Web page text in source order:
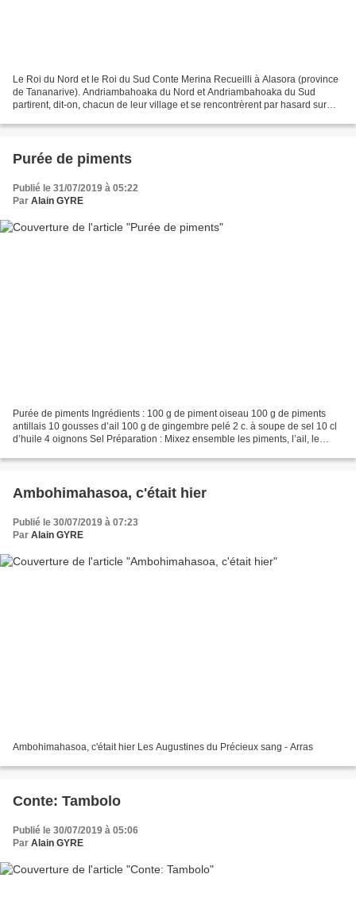
Le Roi du Nord et le Roi du Sud Conte Merina Recueilli à Alasora (province
de Tananarive). Andriambahoaka du Nord et Andriambahoaka du Sud
partirent, dit-on, chacun de leur village et se rencontrèrent par hasard sur
Purée de piments
Publié le 31/07/2019 à 05:22
Par Alain GYRE
Purée de piments Ingrédients : 100 g de piment oiseau 100 g de piments
antillais 10 gousses d’ail 100 g de gingembre pelé 2 c. à soupe de sel 10 cl
d’huile 4 oignons Sel Préparation : Mixez ensemble les piments, l’ail, le
Ambohimahasoa, c'était hier
Publié le 30/07/2019 à 07:23
Par Alain GYRE
Ambohimahasoa, c'était hier Les Augustines du Précieux sang - Arras
Conte: Tambolo
Publié le 30/07/2019 à 05:06
Par Alain GYRE